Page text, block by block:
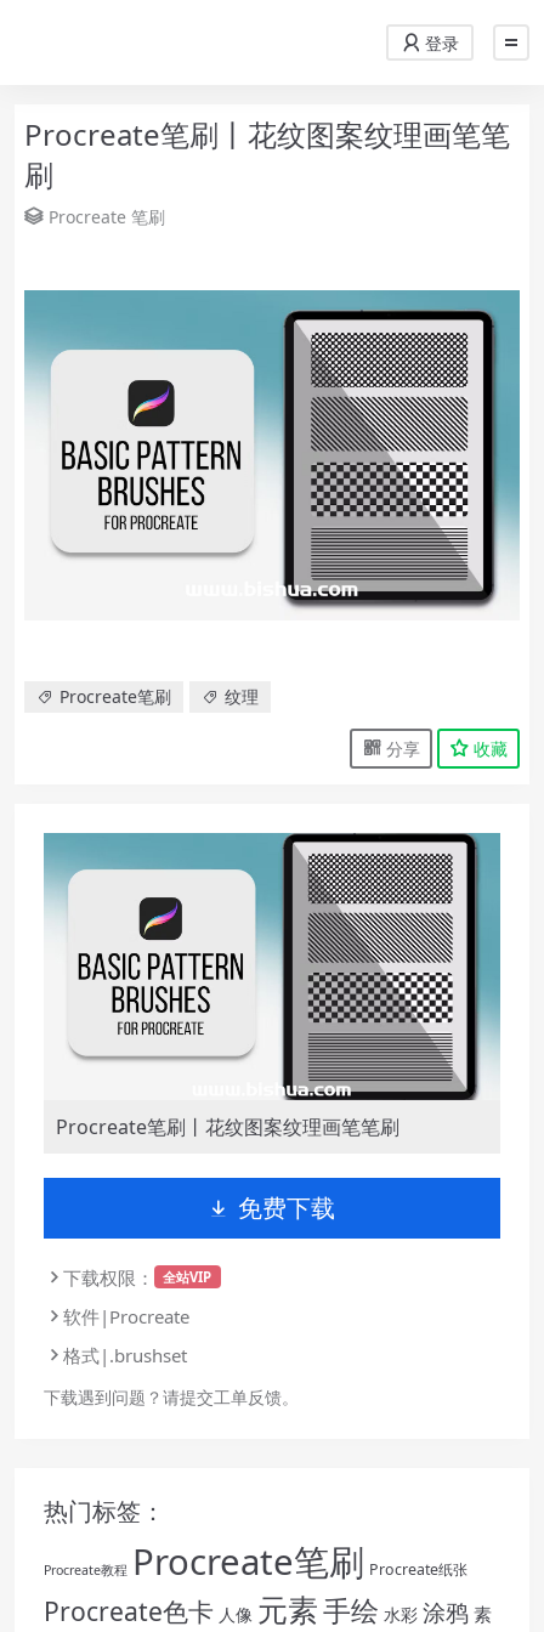
登录
Procreate笔刷丨花纹图案纹理画笔笔
刷
Procreate 笔刷
Procreate笔刷 纹理
分享 收藏
Procreate笔刷丨花纹图案纹理画笔笔刷
免费下载
下载权限： 全站VIP
软件|Procreate
格式|.brushset
下载遇到问题？请提交工单反馈。
热门标签：
Procreate教程 Procreate笔刷 Procreate纸张
Procreate色卡 人像 元素手绘 水彩 涂鸦 素